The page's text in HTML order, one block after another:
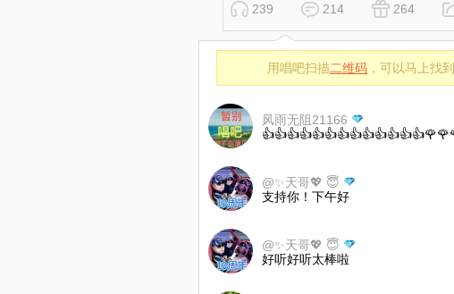
239 214 264
用唱吧扫描二维码 ，可以马上找
风雨无阻21166
@✨天哥💖 😇
支持你！下午好
@✨天哥💖 😇
好听好听太棒啦